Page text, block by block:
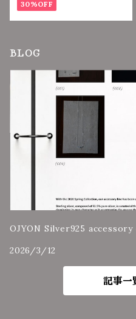
30%OFF
BLOG
OJYON Silver925
2026/3/12
記事一